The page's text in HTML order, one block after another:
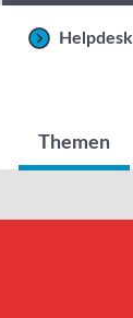
Themen
Helpdesk